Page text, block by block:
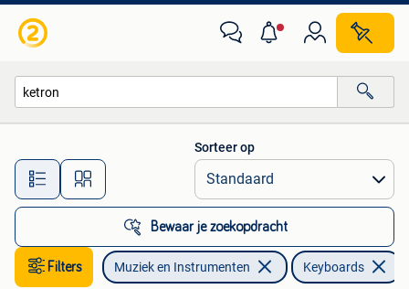
Alle afstanden…
Sorteer op
Bewaar je zoekopdracht
Filters Muziek en Instrumenten Keyboards